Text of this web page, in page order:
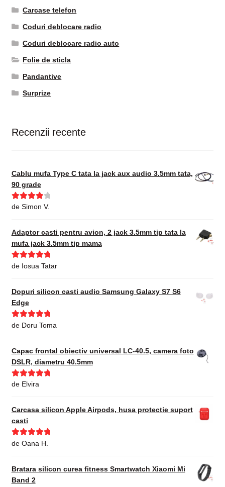
Carcase telefon
Coduri deblocare radio
Coduri deblocare radio auto
Folie de sticla
Pandantive
Surprize
Recenzii recente
Cablu mufa Type C tata la jack aux audio 3.5mm tata,
90 grade
Evaluat la
de Simon V.
Adaptor casti pentru avion, 2 jack 3.5mm tip tata la
mufa jack 3.5mm tip mama
Evaluat la5
de Iosua Tatar
Dopuri silicon casti audio Samsung Galaxy S7 S6
Edge
Evaluat la5
de Doru Toma
Capac frontal obiectiv universal LC-40.5, camera foto
DSLR, diametru 40.5mm
Evaluat la
de Elvira
Carcasa silicon Apple Airpods, husa protectie suport
casti
Evaluat la5
de Oana H.
Bratara silicon curea fitness Smartwatch Xiaomi Mi
Band 2